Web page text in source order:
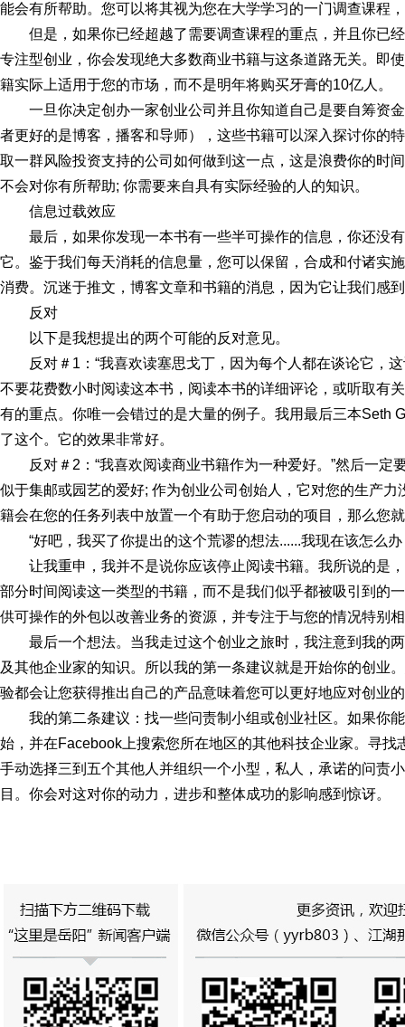
能会有所帮助。您可以将其视为您在大学学习的一门调查课程
但是，如果你已经超越了需要调查课程的重点，并且你已
专注型创业，你会发现绝大多数商业书籍与这条道路无关。即
籍实际上适用于您的市场，而不是明年将购买牙膏的10亿人。
一旦你决定创办一家创业公司并且你知道自己是要自筹资
者更好的是博客，播客和导师），这些书籍可以深入探讨你的
取一群风险投资支持的公司如何做到这一点，这是浪费你的时
不会对你有所帮助; 你需要来自具有实际经验的人的知识。
信息过载效应
最后，如果你发现一本书有一些半可操作的信息，你还没
它。鉴于我们每天消耗的信息量，您可以保留，合成和付诸实
消费。沉迷于推文，博客文章和书籍的消息，因为它让我们感
反对
以下是我想提出的两个可能的反对意见。
反对＃1：“我喜欢读塞思戈丁，因为每个人都在谈论它，
不要花费数小时阅读这本书，阅读本书的详细评论，或听取有
有的重点。你唯一会错过的是大量的例子。我用最后三本Seth
了这个。它的效果非常好。
反对＃2：“我喜欢阅读商业书籍作为一种爱好。”然后一
似于集邮或园艺的爱好; 作为创业公司创始人，它对您的生产
籍会在您的任务列表中放置一个有助于您启动的项目，那么您
“好吧，我买了你提出的这个荒谬的想法......我现在该怎么办
让我重申，我并不是说你应该停止阅读书籍。我所说的是
部分时间阅读这一类型的书籍，而不是我们似乎都被吸引到的
供可操作的外包以改善业务的资源，并专注于与您的情况特别
最后一个想法。当我走过这个创业之旅时，我注意到我的
及其他企业家的知识。所以我的第一条建议就是开始你的创业
验都会让您获得推出自己的产品意味着您可以更好地应对创业
我的第二条建议：找一些问责制小组或创业社区。如果你
始，并在Facebook上搜索您所在地区的其他科技企业家。寻
手动选择三到五个其他人并组织一个小型，私人，承诺的问责
目。你会对这对你的动力，进步和整体成功的影响感到惊讶。